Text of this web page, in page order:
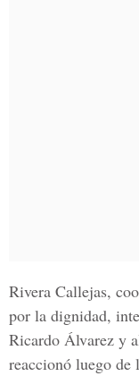
Rivera Callejas,
por la dignidad,
Ricardo Álvarez y
reaccionó luego de